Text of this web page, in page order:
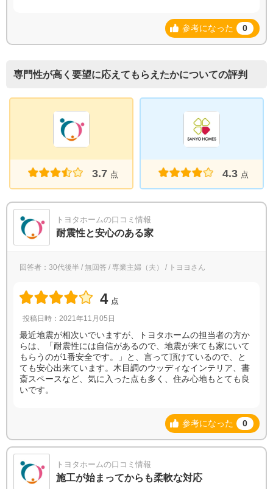
参考になった 0
専門性が高く要望に応えてもらえたかについての評判
3.7 点 4.3 点
トヨタホームの口コミ情報
耐震性と安心のある家
回答者：30代後半 / 無回答 / 専業主婦（夫） / トヨヨさん
4 点
投稿日時：2021年11月05日
最近地震が相次いでいますが、トヨタホームの担当者の方か
らは、「耐震性には自信があるので、地震が来ても家にいて
もらうのが1番安全です。」と、言って頂けているので、と
ても安心出来ています。木目調のウッディなインテリア、書
斎スペースなど、気に入った点も多く、住み心地もとても良
いです。
参考になった 0
トヨタホームの口コミ情報
施工が始まってからも柔軟な対応